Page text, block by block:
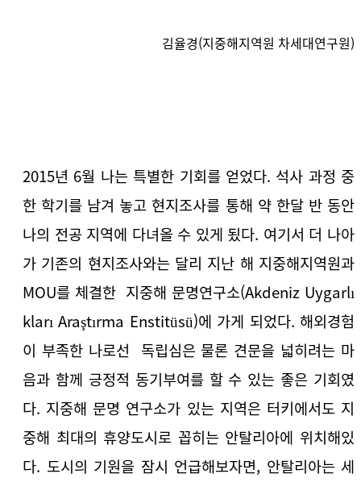
김율경(지중해지역원 차세대연구원)
2015년 6월 나는 특별한 기회를 얻었다. 석사 과정 중
한 학기를 남겨 놓고 현지조사를 통해 약 한달 반 동안
나의 전공 지역에 다녀올 수 있게 됬다. 여기서 더 나아
가 기존의 현지조사와는 달리 지난 해 지중해지역원과
MOU를 체결한 지중해 문명연구소(Akdeniz Uygarlı
kları Araştırma Enstitüsü)에 가게 되었다. 해외경험
이 부족한 나로선 독립심은 물론 견문을 넓히려는 마
음과 함께 긍정적 동기부여를 할 수 있는 좋은 기회였
다. 지중해 문명 연구소가 있는 지역은 터키에서도 지
중해 최대의 휴양도시로 꼽히는 안탈리아에 위치해있
다. 도시의 기원을 잠시 언급해보자면, 안탈리아는 세